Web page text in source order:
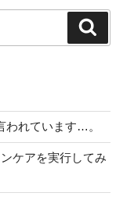
われています…。
ケアを実行してみ